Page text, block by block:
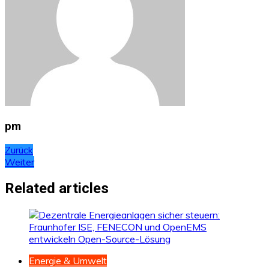
pm
Beitragsnavigation
Zurück
Weiter
Related articles
Energie & Umwelt